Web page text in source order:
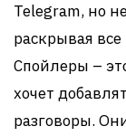
Telegram, но
раскрывая
Спойлеры –
хочет
разговоры.